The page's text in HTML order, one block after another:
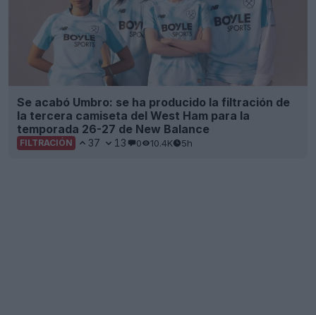
Se acabó Umbro: se ha producido la filtración de
la tercera camiseta del West Ham para la
temporada 26-27 de New Balance
FILTRACIÓN 37 13 0 10.4K 5h